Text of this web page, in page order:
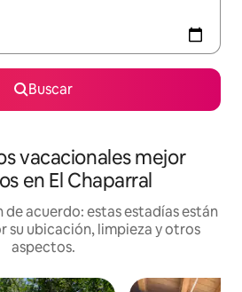
Buscar
vacacionales mejor
en El Chaparral
de acuerdo: estas estadías están
su ubicación, limpieza y otros
aspectos.